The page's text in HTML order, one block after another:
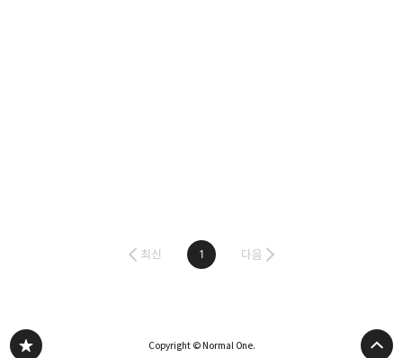
최신 1 다음
Copyright © Normal One.